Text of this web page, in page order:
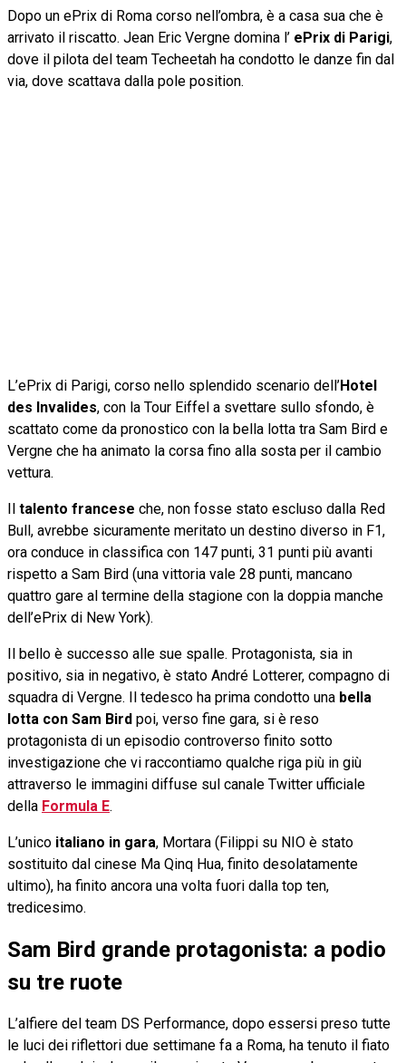
Dopo un ePrix di Roma corso nell’ombra, è a casa sua che è
arrivato il riscatto. Jean Eric Vergne domina l’ ePrix di Parigi,
dove il pilota del team Techeetah ha condotto le danze fin dal
via, dove scattava dalla pole position.
L’ePrix di Parigi, corso nello splendido scenario dell’Hotel
des Invalides, con la Tour Eiffel a svettare sullo sfondo, è
scattato come da pronostico con la bella lotta tra Sam Bird e
Vergne che ha animato la corsa fino alla sosta per il cambio
vettura.
Il talento francese che, non fosse stato escluso dalla Red
Bull, avrebbe sicuramente meritato un destino diverso in F1,
ora conduce in classifica con 147 punti, 31 punti più avanti
rispetto a Sam Bird (una vittoria vale 28 punti, mancano
quattro gare al termine della stagione con la doppia manche
dell’ePrix di New York).
Il bello è successo alle sue spalle. Protagonista, sia in
positivo, sia in negativo, è stato André Lotterer, compagno di
squadra di Vergne. Il tedesco ha prima condotto una bella
lotta con Sam Bird poi, verso fine gara, si è reso
protagonista di un episodio controverso finito sotto
investigazione che vi raccontiamo qualche riga più in giù
attraverso le immagini diffuse sul canale Twitter ufficiale
della Formula E.
L’unico italiano in gara, Mortara (Filippi su NIO è stato
sostituito dal cinese Ma Qinq Hua, finito desolatamente
ultimo), ha finito ancora una volta fuori dalla top ten,
tredicesimo.
Sam Bird grande protagonista: a podio
su tre ruote
L’alfiere del team DS Performance, dopo essersi preso tutte
le luci dei riflettori due settimane fa a Roma, ha tenuto il fiato